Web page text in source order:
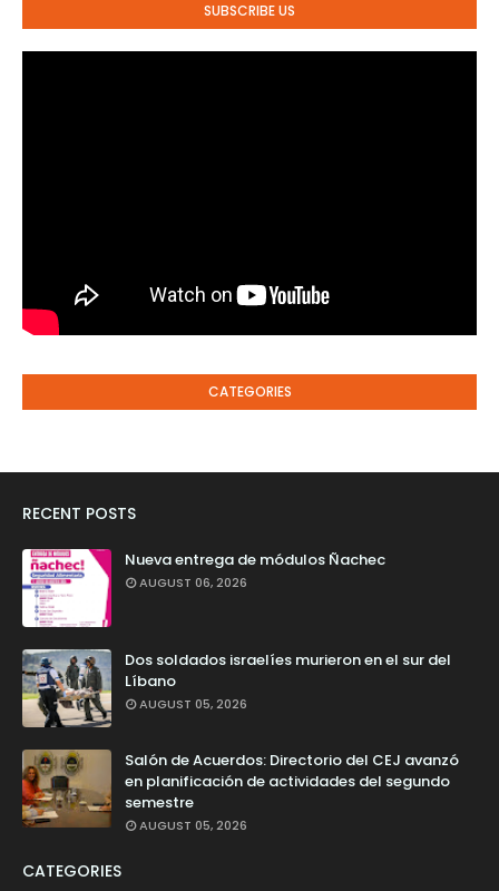
SUBSCRIBE US
CATEGORIES
RECENT POSTS
Nueva entrega de módulos Ñachec
AUGUST 06, 2026
Dos soldados israelíes murieron en el sur del
Líbano
AUGUST 05, 2026
Salón de Acuerdos: Directorio del CEJ avanzó
en planificación de actividades del segundo
semestre
AUGUST 05, 2026
CATEGORIES